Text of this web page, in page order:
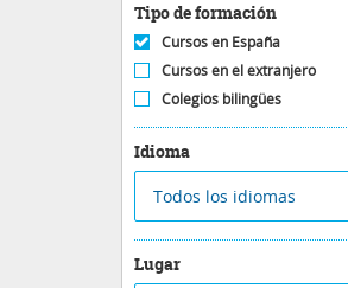
Tipo de formación
Cursos en España
Cursos en el extranjero
Colegios bilingües
Idioma
Todos los idiomas
Lugar